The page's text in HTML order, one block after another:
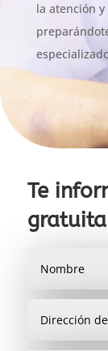
la atención
Te
gratuita